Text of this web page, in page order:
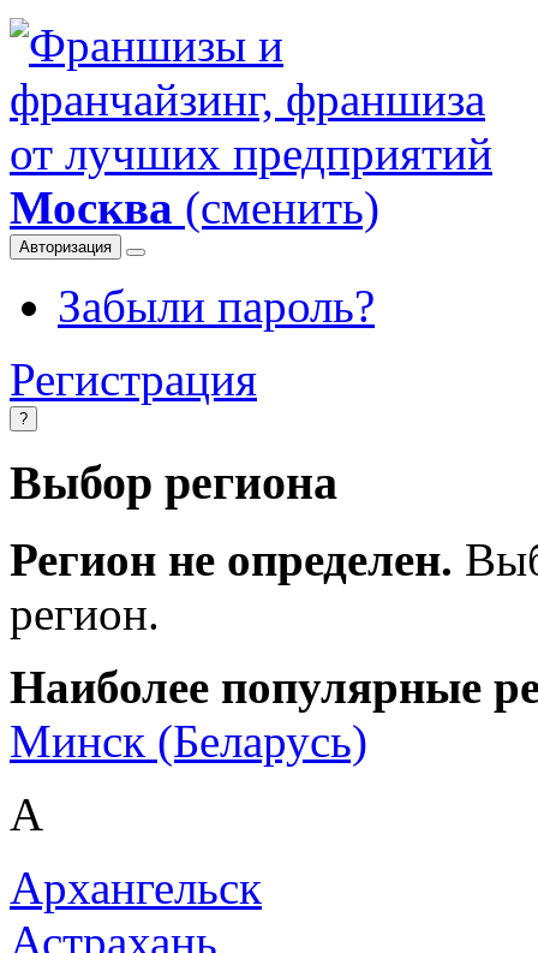
Москва (сменить)
Авторизация
Забыли пароль?
Регистрация
?
Выбор региона
Регион не определен.
регион.
Наиболее популярные
Минск (Беларусь)
А
Архангельск
Астрахань